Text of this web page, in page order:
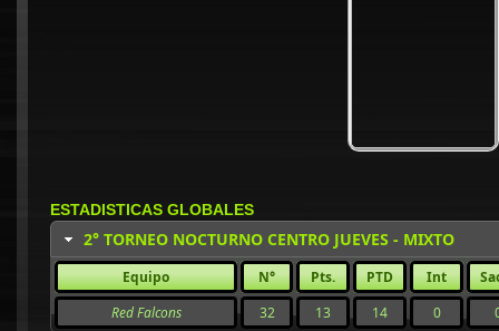
ESTADISTICAS GLOBALES
2° TORNEO NOCTURNO CENTRO JUEVES - MIXTO
Equipo N° Pts. PTD Int
Red Falcons
32 13 14 0